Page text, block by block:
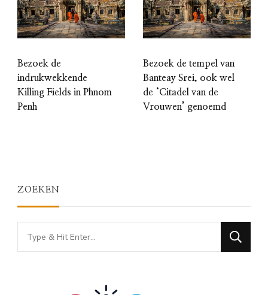
Bezoek de
indrukwekkende
Killing Fields in Phnom
Penh
Bezoek de tempel van
Banteay Srei, ook wel
de ‘Citadel van de
Vrouwen’ genoemd
ZOEKEN
Looking
for